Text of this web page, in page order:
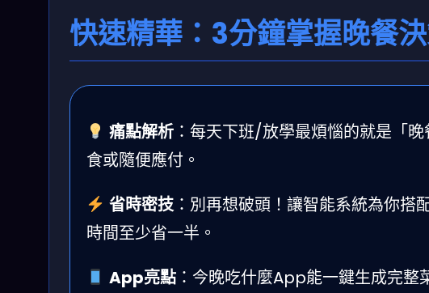
快速精華：3分鐘掌握晚餐
痛點解析：每天下班/放學最煩惱的就是「
食或隨便應付。
省時密技：別再想破頭！讓智能系統為你搭
時間至少省一半。
App亮點：今晚吃什麼App能一鍵生成完整